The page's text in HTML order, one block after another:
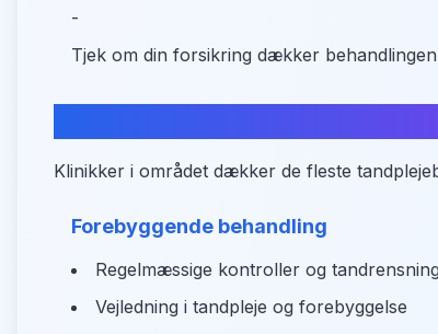
-
Tjek om din forsikring dækker behandlingen
Klinikker i området dækker de fleste
Forebyggende behandling
Regelmæssige kontroller og tandrensning
Vejledning i tandpleje og forebyggelse